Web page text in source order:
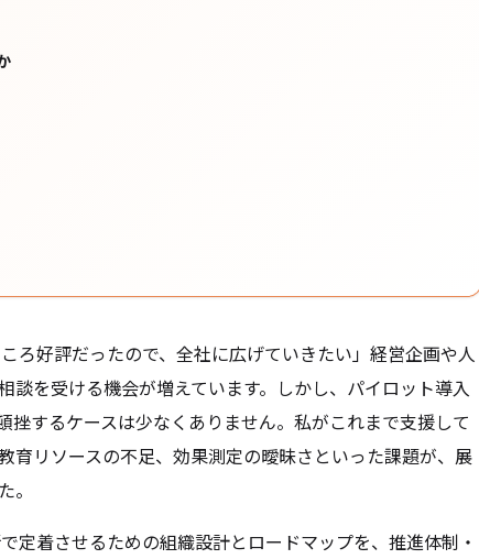
ろ好評だったので、全社に広げていきたい」――経営企画や人
談を受ける機会が増えています。しかし、パイロット導入
挫するケースは少なくありません。私がこれまで支援して
育リソースの不足、効果測定の曖昧さといった課題が、展
。
定着させるための組織設計とロードマップを、推進体制・